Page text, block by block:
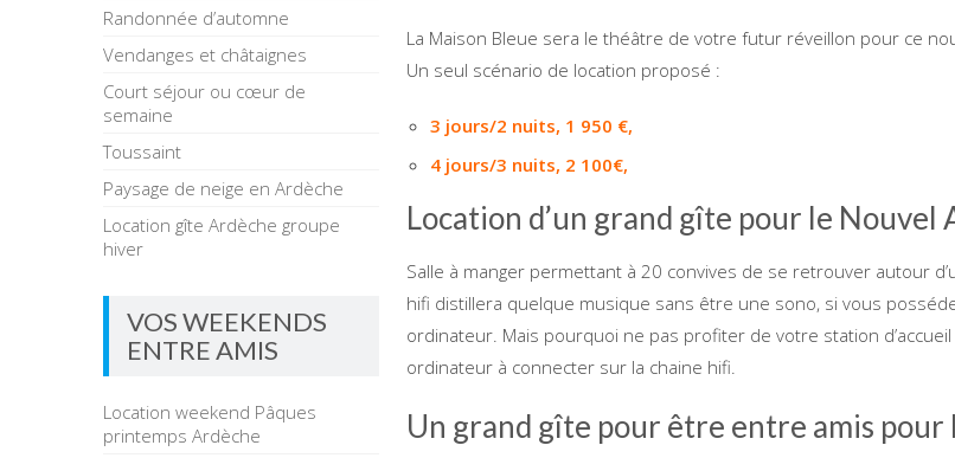
La Maison Bleue sera le théâtre de votre futur réveillon pour ce
Un seul scénario de location proposé :
3 jours/2 nuits, 1 950 €,
4 jours/3 nuits, 2 100€,
Location d’un grand gîte pour le Nouvel
Salle à manger permettant à 20 convives de se retrouver autour
hifi distillera quelque musique sans être une sono, si vous
ordinateur. Mais pourquoi ne pas profiter de votre station
ordinateur à connecter sur la chaine hifi.
Un grand gîte pour être entre amis
Randonnée d’automne
Vendanges et châtaignes
Court séjour ou cœur de
semaine
Toussaint
Paysage de neige en Ardèche
Location gîte Ardèche groupe
hiver
VOS WEEKENDS
ENTRE AMIS
Location weekend Pâques
printemps Ardèche